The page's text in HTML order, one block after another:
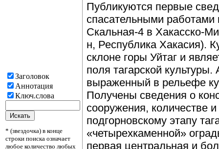
Заголовок
Аннотация
Ключ.слова
* (звездочка) в конце
строки поиска означает
любое количество любых
Публикуются первые
спасательными работами
Скальная-4 в Хакасско-
н, Республика Хакасия).
склоне горы Уйтаг и
поля тагарской
выраженный в рельефе
Получены сведения о
сооружения, количестве
подгорновскому этапу
«четырехкаменной»
первая центральная и